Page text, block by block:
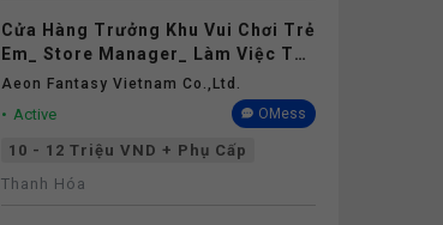
Cửa Hàng Trưởng Khu Vui Chơi Trẻ
Em_ Store Manager_ Làm Việc Tại
Aeon Mall Thanh Hóa
Aeon Fantasy Vietnam Co.,ltd.
Active OMess
10 - 12 Triệu VND + Phụ Cấp
Thanh Hóa